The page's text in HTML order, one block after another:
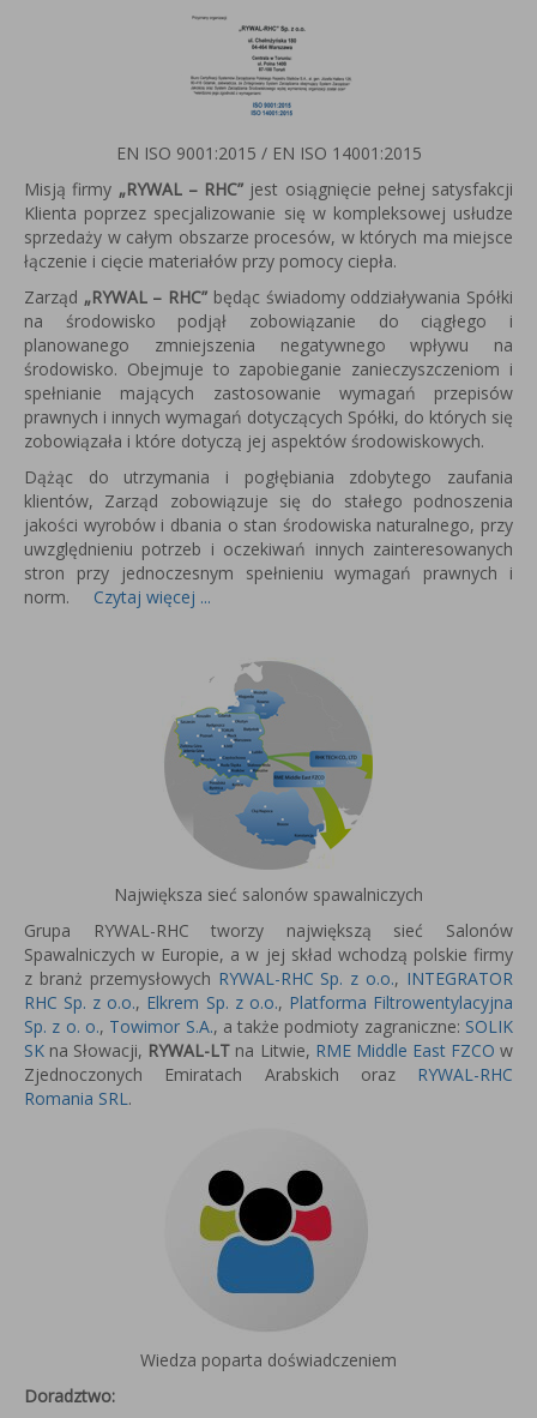
EN ISO 9001:2015 / EN ISO 14001:2015
Misją firmy „RYWAL – RHC” jest osiągnięcie pełnej satysfakcji
Klienta poprzez specjalizowanie się w kompleksowej usłudze
sprzedaży w całym obszarze procesów, w których ma miejsce
łączenie i cięcie materiałów przy pomocy ciepła.
Zarząd „RYWAL – RHC” będąc świadomy oddziaływania Spółki
na środowisko podjął zobowiązanie do ciągłego i
planowanego zmniejszenia negatywnego wpływu na
środowisko. Obejmuje to zapobieganie zanieczyszczeniom i
spełnianie mających zastosowanie wymagań przepisów
prawnych i innych wymagań dotyczących Spółki, do których się
zobowiązała i które dotyczą jej aspektów środowiskowych.
Dążąc do utrzymania i pogłębiania zdobytego zaufania
klientów, Zarząd zobowiązuje się do stałego podnoszenia
jakości wyrobów i dbania o stan środowiska naturalnego, przy
uwzględnieniu potrzeb i oczekiwań innych zainteresowanych
stron przy jednoczesnym spełnieniu wymagań prawnych i
norm. Czytaj więcej ...
Największa sieć salonów spawalniczych
Grupa RYWAL-RHC tworzy największą sieć Salonów
Spawalniczych w Europie, a w jej skład wchodzą polskie firmy
z branż przemysłowych RYWAL-RHC Sp. z o.o., INTEGRATOR
RHC Sp. z o.o., Elkrem Sp. z o.o., Platforma Filtrowentylacyjna
Sp. z o. o., Towimor S.A., a także podmioty zagraniczne: SOLIK
SK na Słowacji, RYWAL-LT na Litwie, RME Middle East FZCO w
Zjednoczonych Emiratach Arabskich oraz RYWAL-RHC
Romania SRL.
Wiedza poparta doświadczeniem
Doradztwo: